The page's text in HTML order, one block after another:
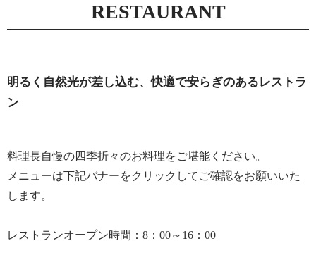
RESTAURANT
明るく自然光が差し込む、快適で安らぎのあるレストラ
ン
料理長自慢の四季折々のお料理をご堪能ください。
メニューは下記バナーをクリックしてご確認をお願いいた
します。
レストランオープン時間：8：00～16：00